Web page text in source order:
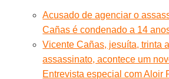
Acusado de agenciar o
Cañas é condenado a 14
Vicente Cañas, jesuíta, trinta
assassinato, acontece um
Entrevista especial com Aloir